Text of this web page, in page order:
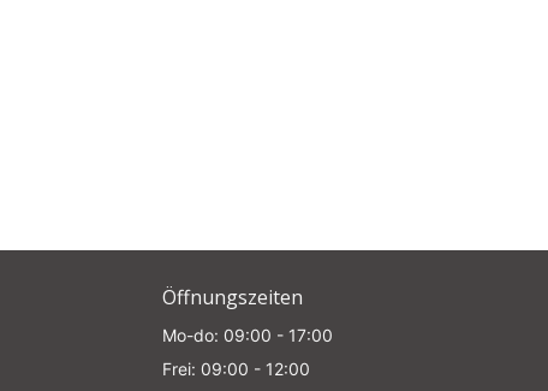
Öffnungszeiten
Mo-do: 09:00 - 17:00
Frei: 09:00 - 12:00